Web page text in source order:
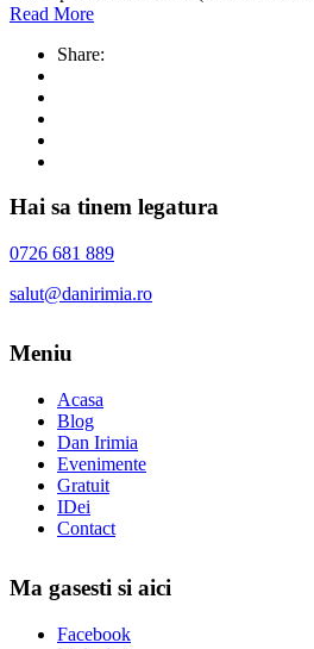
Read More
Share:
Hai sa tinem legatura
0726 681 889
salut@danirimia.ro
Meniu
Acasa
Blog
Dan Irimia
Evenimente
Gratuit
IDei
Contact
Ma gasesti si aici
Facebook